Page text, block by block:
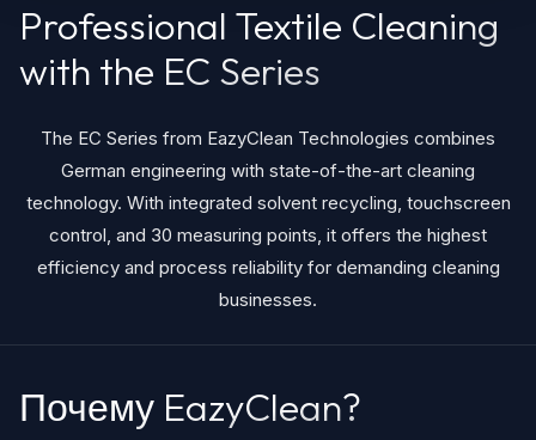
Professional Textile Cleaning
with the EC Series
The EC Series from EazyClean Technologies combines
German engineering with state-of-the-art cleaning
technology. With integrated solvent recycling, touchscreen
control, and 30 measuring points, it offers the highest
efficiency and process reliability for demanding cleaning
businesses.
Почему EazyClean?